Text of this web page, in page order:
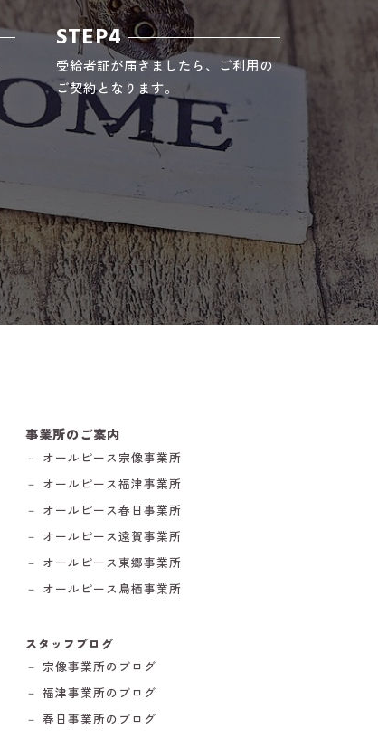
STEP4
受給者証が届きましたら、ご利用の
ご契約となります。
事業所のご案内
－ オールピース宗像事業所
－ オールピース福津事業所
－ オールピース春日事業所
－ オールピース遠賀事業所
－ オールピース東郷事業所
－ オールピース鳥栖事業所
スタッフブログ
－ 宗像事業所のブログ
－ 福津事業所のブログ
－ 春日事業所のブログ